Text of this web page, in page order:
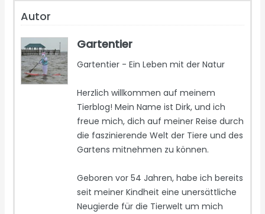
Autor
Gartentier
Gartentier - Ein Leben mit der Natur
Herzlich willkommen auf meinem
Tierblog! Mein Name ist Dirk, und ich
freue mich, dich auf meiner Reise durch
die faszinierende Welt der Tiere und des
Gartens mitnehmen zu können.
Geboren vor 54 Jahren, habe ich bereits
seit meiner Kindheit eine unersättliche
Neugierde für die Tierwelt um mich